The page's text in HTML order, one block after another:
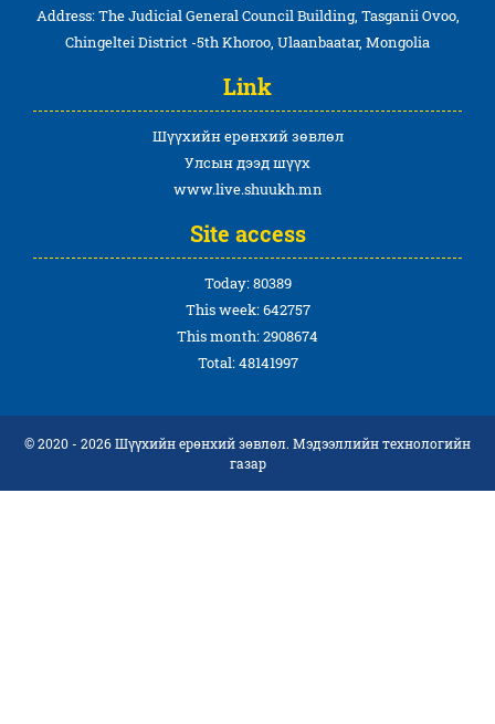
Address: The Judicial General Council Building, Tasganii Ovoo,
Chingeltei District -5th Khoroo, Ulaanbaatar, Mongolia
Link
Шүүхийн ерөнхий зөвлөл
Улсын дээд шүүх
www.live.shuukh.mn
Site access
Today: 80389
This week: 642757
This month: 2908674
Total: 48141997
© 2020 - 2026 Шүүхийн ерөнхий зөвлөл. Мэдээллийн технологийн
газар